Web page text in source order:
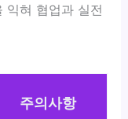
혀 협업과 실전
주의사항